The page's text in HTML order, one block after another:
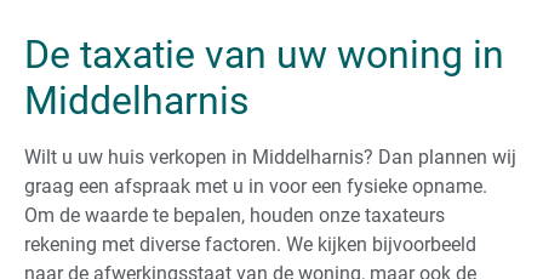
De taxatie van uw woning in
Middelharnis
Wilt u uw huis verkopen in Middelharnis? Dan plannen wij
graag een afspraak met u in voor een fysieke opname.
Om de waarde te bepalen, houden onze taxateurs
rekening met diverse factoren. We kijken bijvoorbeeld
naar de afwerkingsstaat van de woning, maar ook de